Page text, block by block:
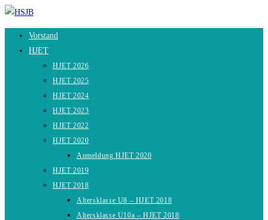
Zum
Inhalt
springen
Vorstand
HJET
HJET 2026
HJET 2025
HJET 2024
HJET 2023
HJET 2022
HJET 2020
Anmeldung HJET 2020
HJET 2019
HJET 2018
Altersklasse U8 – HJET 2018
Altersklasse U10a – HJET 2018